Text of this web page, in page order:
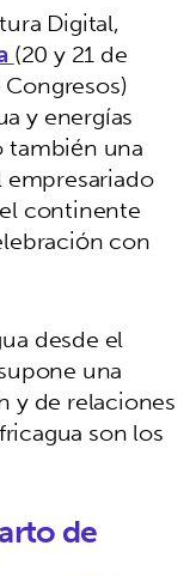
Digital,
(20 y 21 de
y energías
también una
continente
con
desde el
una
y de relaciones
son los
de